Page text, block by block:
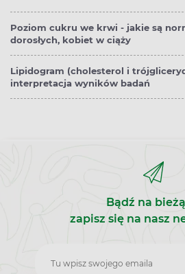
Poziom cukru we krwi - jakie są
dorosłych, kobiet w ciąży
Lipidogram (cholesterol i
interpretacja wyników badań
Bądź na
zapisz się na nasz
Zapisz